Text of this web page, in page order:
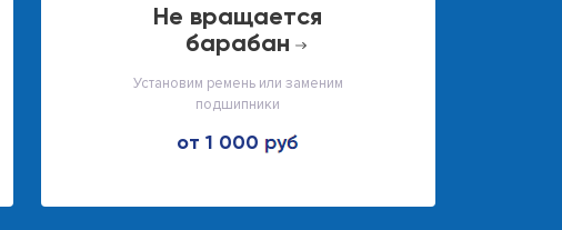
не вращается
барабан
Установим ремень или заменим
подшипники
от 1 000